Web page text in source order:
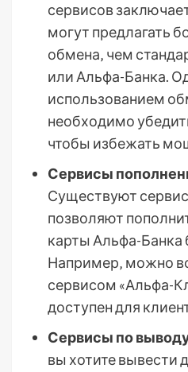
сервисов
могут предлагать
обмена‚ чем
или Альфа-Банка.
использованием
необходимо
чтобы избежать
Сервисы
Существуют
позволяют
карты Альфа-Банка
Например‚ можно
сервисом «Альфа-
доступен для
Сервисы по выводу
вы хотите вывести